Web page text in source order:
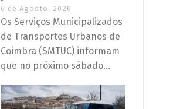
6 de Agosto, 2026
Os Serviços Municipalizados
de Transportes Urbanos de
Coimbra (SMTUC) informam
que no próximo sábado...